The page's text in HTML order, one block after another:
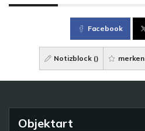
Facebook
Notizblock () merken
Objektart